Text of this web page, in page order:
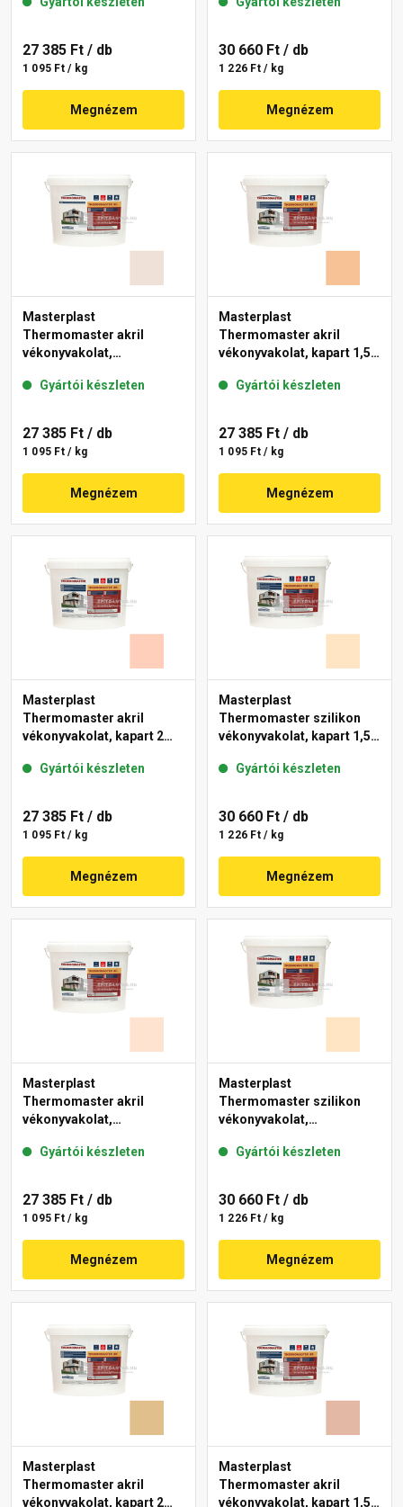
27 385 Ft / db
1 095 Ft / kg
Megnézem
30 660 Ft / db
1 226 Ft / kg
Megnézem
Masterplast
Thermomaster akril
vékonyvakolat,
44-F 25 kg
Gyártói készleten
27 385 Ft / db
1 095 Ft / kg
Megnézem
Masterplast
Thermomaster akril
vékonyvakolat, kapart 1,5
Gyártói készleten
27 385 Ft / db
1 095 Ft / kg
Megnézem
Masterplast
Thermomaster akril
vékonyvakolat, kapart 2
Gyártói készleten
27 385 Ft / db
1 095 Ft / kg
Megnézem
Masterplast
Thermomaster szilikon
vékonyvakolat, kapart 1,5
Gyártói készleten
30 660 Ft / db
1 226 Ft / kg
Megnézem
Masterplast
Thermomaster akril
vékonyvakolat,
11-F 25 kg
Gyártói készleten
27 385 Ft / db
1 095 Ft / kg
Megnézem
Masterplast
Thermomaster szilikon
vékonyvakolat,
02-E 25 kg
Gyártói készleten
30 660 Ft / db
1 226 Ft / kg
Megnézem
Masterplast
Thermomaster akril
vékonyvakolat, kapart 2
Masterplast
Thermomaster akril
vékonyvakolat, kapart 1,5